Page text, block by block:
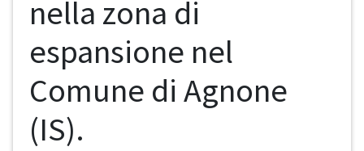
nella zona di
espansione nel
Comune di Agnone
(IS).